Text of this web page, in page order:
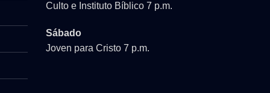
Culto e Instituto Bíblico 7 p.m.
Sábado
Joven para Cristo 7 p.m.